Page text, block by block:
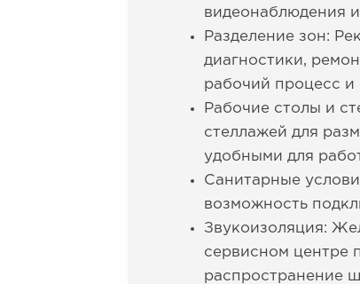
видеонаблюдения
Разделение зон:
диагностики,
рабочий процесс и
Рабочие столы и
стеллажей для
удобными для
Санитарные
возможность
Звукоизоляция:
сервисном центре
распространение